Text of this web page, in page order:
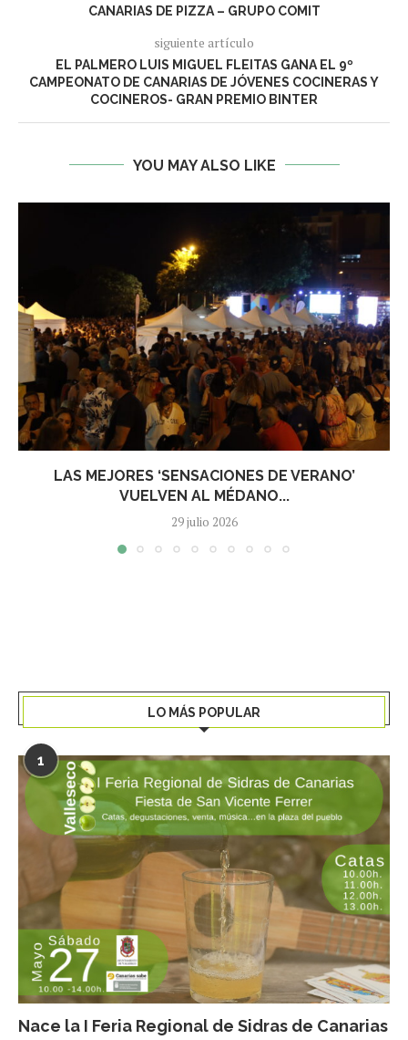
CANARIAS DE PIZZA – GRUPO COMIT
siguiente artículo
EL PALMERO LUIS MIGUEL FLEITAS GANA EL 9º
CAMPEONATO DE CANARIAS DE JÓVENES COCINERAS Y
COCINEROS- GRAN PREMIO BINTER
YOU MAY ALSO LIKE
LAS MEJORES ‘SENSACIONES DE VERANO’
VUELVEN AL MÉDANO...
29 julio 2026
LO MÁS POPULAR
1
Nace la I Feria Regional de Sidras de Canarias